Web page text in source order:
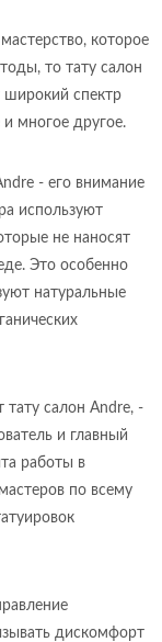
которое
то тату салон
широкий спектр
и многое другое.
- его внимание
используют
не наносят
Это особенно
натуральные
салон Andre, -
и главный
работы в
по всему
дискомфорт